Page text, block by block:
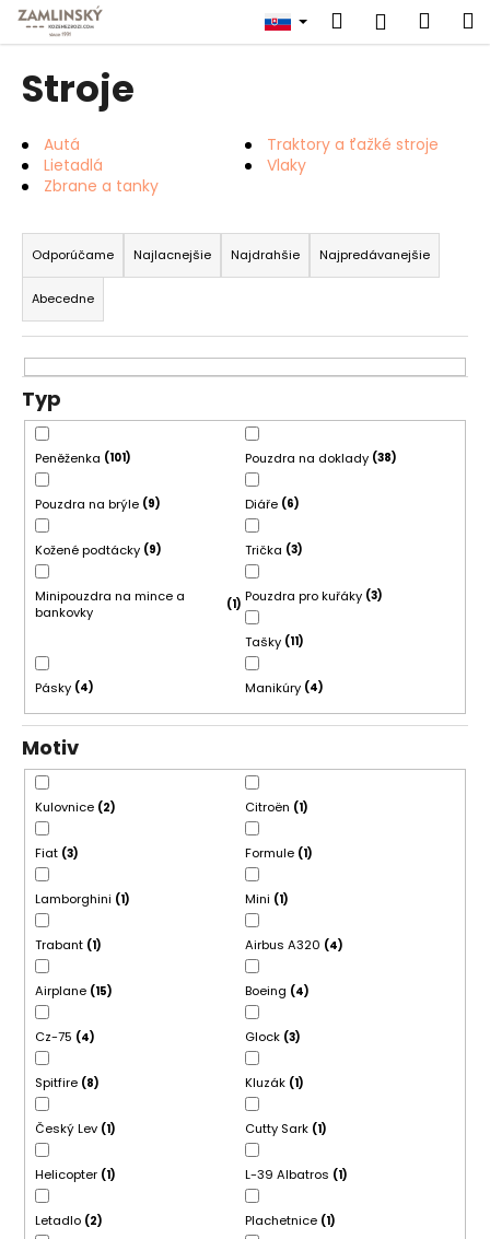
Prejsť
obsah
Hľadať
Stroje
Autá
Traktory a ťažké stroje
Lietadlá
Vlaky
Zbrane a tanky
R
a
d
e
n
i
e
p
o
d
u
k
o
v
Odporúčame Najlacnejšie Najdrahšie Najpredávanejšie
Abecedne
Typ
Peněženka 101 Pouzdra na doklady 38
Pouzdra na brýle 9 Diáře 6
Kožené podtácky 9 Trička 3
Minipouzdra na mince a
bankovky
1 Pouzdra pro kuřáky 3
Tašky 11
Pásky 4 Manikúry 4
Motiv
Kulovnice 2 Citroën 1
Fiat 3 Formule 1
Lamborghini 1 Mini 1
Trabant 1 Airbus A320 4
Airplane 15 Boeing 4
Cz-75 4 Glock 3
Spitfire 8 Kluzák 1
Český Lev 1 Cutty Sark 1
Helicopter 1 L-39 Albatros 1
Letadlo 2 Plachetnice 1
o
o
p
t
e
b
u
j
e
t
e
n
á
s
O
d
p
o
ú
a
m
RYBÁRSKA
PEŇAŽENKA
40
"ŠŤUKA
11"
33
€